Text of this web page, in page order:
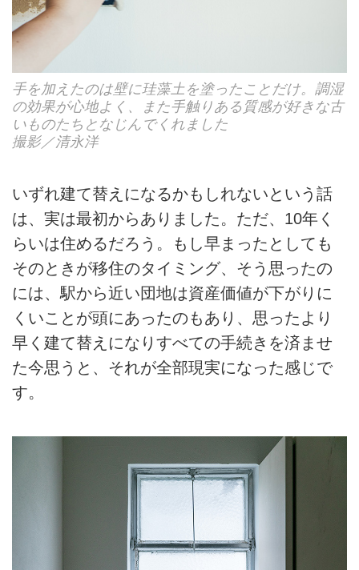
手を加えたのは壁に珪藻土を塗ったことだけ。調湿
の効果が心地よく、また手触りある質感が好きな古
いものたちとなじんでくれました
撮影／清永洋
いずれ建て替えになるかもしれないという話
は、実は最初からありました。ただ、10年く
らいは住めるだろう。もし早まったとしても
そのときが移住のタイミング、そう思ったの
には、駅から近い団地は資産価値が下がりに
くいことが頭にあったのもあり、思ったより
早く建て替えになりすべての手続きを済ませ
た今思うと、それが全部現実になった感じで
す。